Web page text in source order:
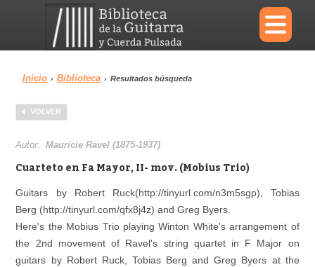
×
Menu
Biblioteca
Área personal Reproductor
Inicio › Biblioteca › Resultados búsqueda
VOLVER
Autor:Mauricie Ravel (1875-1937)
Cuarteto en Fa Mayor, II- mov. (Mobius Trio)
Guitars by Robert Ruck(http://tinyurl.com/n3m5sgp), Tobias
Berg (http://tinyurl.com/qfx8j4z) and Greg Byers.
Here's the Mobius Trio playing Winton White's arrangement of
the 2nd movement of Ravel's string quartet in F Major on
guitars by Robert Ruck, Tobias Berg and Greg Byers at the